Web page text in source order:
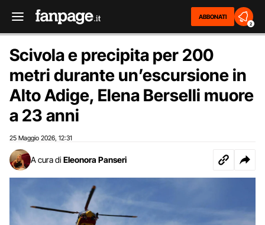
ABBONATI
2
Scivola e precipita per 200
metri durante un’escursione in
Alto Adige, Elena Berselli muore
a 23 anni
25 Maggio 2026 12:31
A cura di Eleonora Panseri